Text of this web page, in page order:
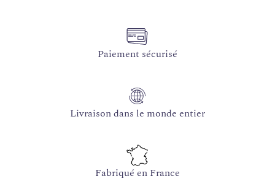
Paiement sécurisé
Livraison dans le monde entier
Fabriqué en France